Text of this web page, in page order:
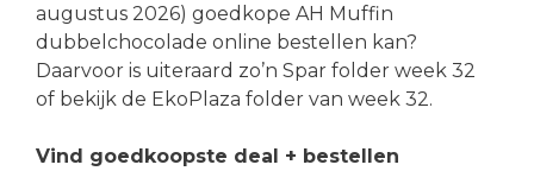
augustus 2026) goedkope AH Muffin
dubbelchocolade online bestellen kan?
Daarvoor is uiteraard zo’n Spar folder week 32
of bekijk de EkoPlaza folder van week 32.
Vind goedkoopste deal + bestellen